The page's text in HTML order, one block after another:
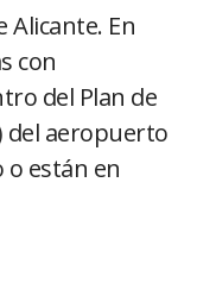
En
con
del Plan de
del aeropuerto
o están en